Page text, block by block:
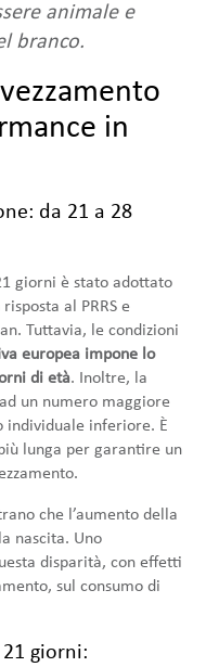
animale e
branco.
in
da 21 a 28
giorni è stato adottato
al PRRS e
Tuttavia, le condizioni
europea impone lo
di età. Inoltre, la
un numero maggiore
individuale inferiore. È
lunga per garantire un
che l’aumento della
nascita. Uno
disparità, con effetti
sul consumo di
giorni: